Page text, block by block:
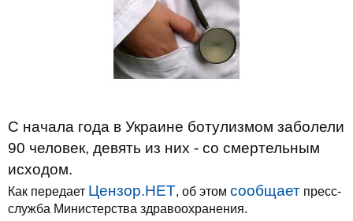
С начала года в Украине ботулизмом заболели
90 человек, девять из них - со смертельным
исходом.
Как передает Цензор.НЕТ, об этом сообщает пресс-
служба Министерства здравоохранения.